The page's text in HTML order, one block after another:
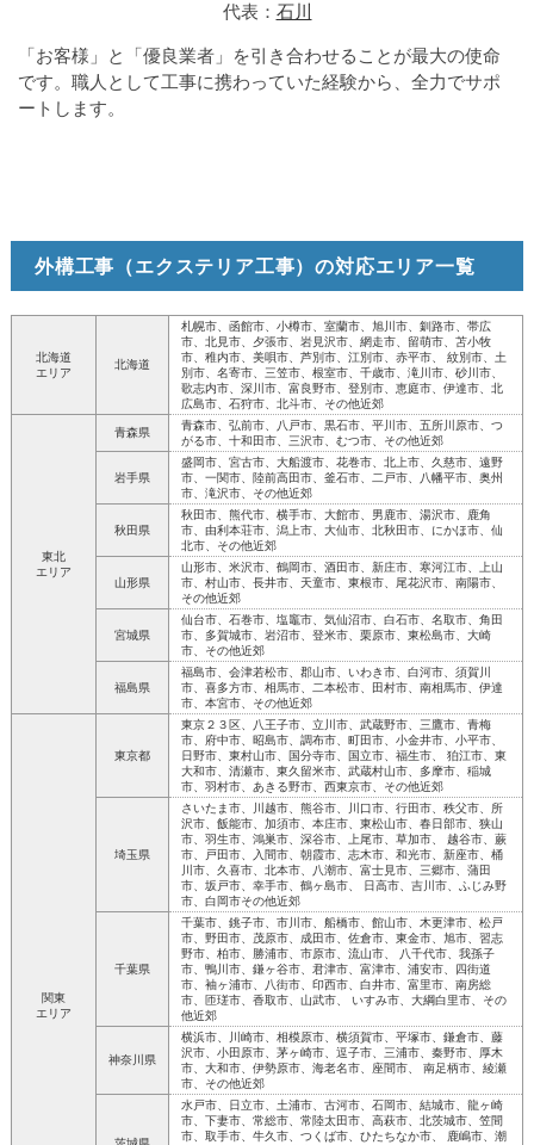
代表： 石川
「お客様」と「優良業者」を引き合わせることが最大の使命
です。職人として工事に携わっていた経験から、全力でサポ
ートします。
外構工事（エクステリア工事）の対応エリア一覧
北海道
エリア
北海道
札幌市、函館市、小樽市、室蘭市、旭川市、釧路市、帯広
市、北見市、夕張市、岩見沢市、網走市、留萌市、苫小牧
市、稚内市、美唄市、芦別市、江別市、赤平市、 紋別市、土
別市、名寄市、三笠市、根室市、千歳市、滝川市、砂川市、
歌志内市、深川市、富良野市、登別市、恵庭市、伊達市、北
広島市、石狩市、北斗市、その他近郊
東北
エリア
青森県
青森市、弘前市、八戸市、黒石市、平川市、五所川原市、つ
がる市、十和田市、三沢市、むつ市、その他近郊
岩手県
盛岡市、宮古市、大船渡市、花巻市、北上市、久慈市、遠野
市、一関市、陸前高田市、釜石市、二戸市、八幡平市、奥州
市、滝沢市、その他近郊
秋田県
秋田市、熊代市、横手市、大館市、男鹿市、湯沢市、鹿角
市、由利本荘市、潟上市、大仙市、北秋田市、にかほ市、仙
北市、その他近郊
山形県
山形市、米沢市、鶴岡市、酒田市、新庄市、寒河江市、上山
市、村山市、長井市、天童市、東根市、尾花沢市、南陽市、
その他近郊
宮城県
仙台市、石巻市、塩竈市、気仙沼市、白石市、名取市、角田
市、多賀城市、岩沼市、登米市、栗原市、東松島市、大崎
市、その他近郊
福島県
福島市、会津若松市、郡山市、いわき市、白河市、須賀川
市、喜多方市、相馬市、二本松市、田村市、南相馬市、伊達
市、本宮市、その他近郊
関東
エリア
東京都
東京２３区、八王子市、立川市、武蔵野市、三鷹市、青梅
市、府中市、昭島市、調布市、町田市、小金井市、小平市、
日野市、東村山市、国分寺市、国立市、福生市、 狛江市、東
大和市、清瀬市、東久留米市、武蔵村山市、多摩市、稲城
市、羽村市、あきる野市、西東京市、その他近郊
埼玉県
さいたま市、川越市、熊谷市、川口市、行田市、秩父市、所
沢市、飯能市、加須市、本庄市、東松山市、春日部市、狭山
市、羽生市、鴻巣市、深谷市、上尾市、草加市、 越谷市、蕨
市、戸田市、入間市、朝霞市、志木市、和光市、新座市、桶
川市、久喜市、北本市、八潮市、富士見市、三郷市、蒲田
市、坂戸市、幸手市、鶴ヶ島市、 日高市、吉川市、ふじみ野
市、白岡市その他近郊
千葉県
千葉市、銚子市、市川市、船橋市、館山市、木更津市、松戸
市、野田市、茂原市、成田市、佐倉市、東金市、旭市、習志
野市、柏市、勝浦市、市原市、流山市、 八千代市、我孫子
市、鴨川市、鎌ヶ谷市、君津市、富津市、浦安市、四街道
市、袖ヶ浦市、八街市、印西市、白井市、富里市、南房総
市、匝瑳市、香取市、山武市、 いすみ市、大綱白里市、その
他近郊
神奈川県
横浜市、川崎市、相模原市、横須賀市、平塚市、鎌倉市、藤
沢市、小田原市、茅ヶ崎市、逗子市、三浦市、秦野市、厚木
市、大和市、伊勢原市、海老名市、座間市、 南足柄市、綾瀬
市、その他近郊
水戸市、日立市、土浦市、古河市、石岡市、結城市、龍ヶ崎
市、下妻市、常総市、常陸太田市、高萩市、北茨城市、笠間
市、取手市、牛久市、つくば市、ひたちなか市、 鹿嶋市、潮